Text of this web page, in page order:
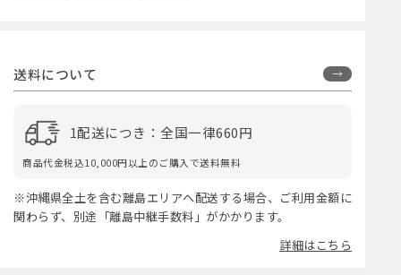
送料について
1配送につき：全国一律660円
商品代金税込10,000円以上のご購入で送料無料
※沖縄県全土を含む離島エリアへ配送する場合、ご利用金額に
関わらず、別途「離島中継手数料」がかかります。
詳細はこちら